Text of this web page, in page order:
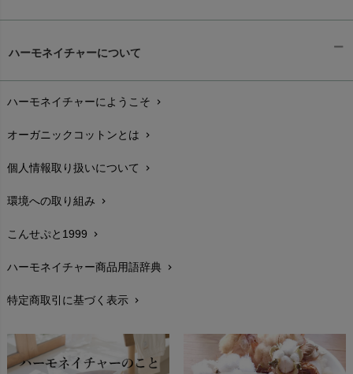
配送と送料chevron_right
在庫状況と発送予定chevron_right
サイズ・寸法chevron_right
生地・素材chevron_right
お手入れについて
レビューを書こうchevron_right
返品交換chevron_right
FAXでのご注文
お問い合わせ chevron_right
ハーモネイチャーについて
ハーモネイチャーにようこそ chevron_right
オーガニックコットンとは chevron_right
個人情報取り扱いについて chevron_right
環境への取り組み chevron_right
こんせぷと1999 chevron_right
ハーモネイチャー商品用語辞典 chevron_right
特定商取引に基づく表示 chevron_right